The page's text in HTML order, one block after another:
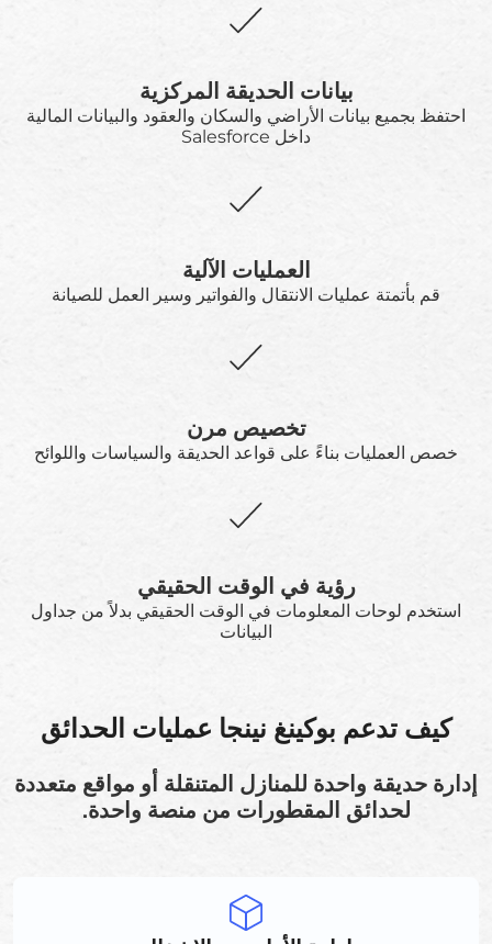
بيانات الحديقة المركزية
احتفظ بجميع بيانات الأراضي والسكان والعقود والبيانات المالية
داخل Salesforce
العمليات الآلية
قم بأتمتة عمليات الانتقال والفواتير وسير العمل للصيانة
تخصيص مرن
خصص العمليات بناءً على قواعد الحديقة والسياسات واللوائح
رؤية في الوقت الحقيقي
استخدم لوحات المعلومات في الوقت الحقيقي بدلاً من جداول
البيانات
كيف تدعم بوكينغ نينجا عمليات الحدائق
إدارة حديقة واحدة للمنازل المتنقلة أو مواقع متعددة
لحدائق المقطورات من منصة واحدة.